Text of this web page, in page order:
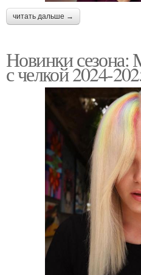
читать дальше →
Новинки
с челкой 2024-